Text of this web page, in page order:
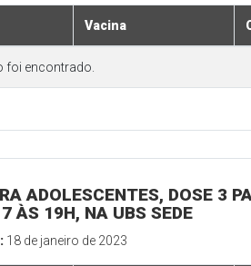
Vacina
foi encontrado.
ADOLESCENTES, DOSE 3
ÀS 19H, NA UBS SEDE
18 de janeiro de 2023